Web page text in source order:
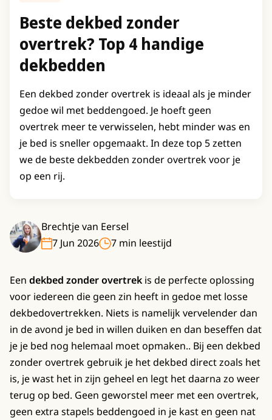
Beste dekbed zonder
overtrek? Top 4 handige
dekbedden
Een dekbed zonder overtrek is ideaal als je minder
gedoe wil met beddengoed. Je hoeft geen
overtrek meer te verwisselen, hebt minder was en
je bed is sneller opgemaakt. In deze top 5 zetten
we de beste dekbedden zonder overtrek voor je
op een rij.
Brechtje van Eersel
7 Jun 2026
7 min leestijd
Een dekbed zonder overtrek is de perfecte oplossing
voor iedereen die geen zin heeft in gedoe met losse
dekbedovertrekken. Niets is namelijk vervelender dan
in de avond je bed in willen duiken en dan beseffen dat
je je bed nog helemaal moet opmaken.. Bij een dekbed
zonder overtrek gebruik je het dekbed direct zoals het
is, je wast het in zijn geheel en legt het daarna zo weer
terug op bed. Geen geworstel meer met een overtrek,
geen extra stapels beddengoed in je kast en geen nat